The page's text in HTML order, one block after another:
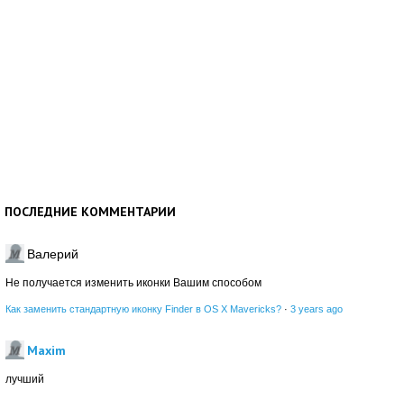
ПОСЛЕДНИЕ КОММЕНТАРИИ
Валерий
Не получается изменить иконки Вашим способом
Как заменить стандартную иконку Finder в OS X Mavericks? · 3 years ago
Maxim
лучший